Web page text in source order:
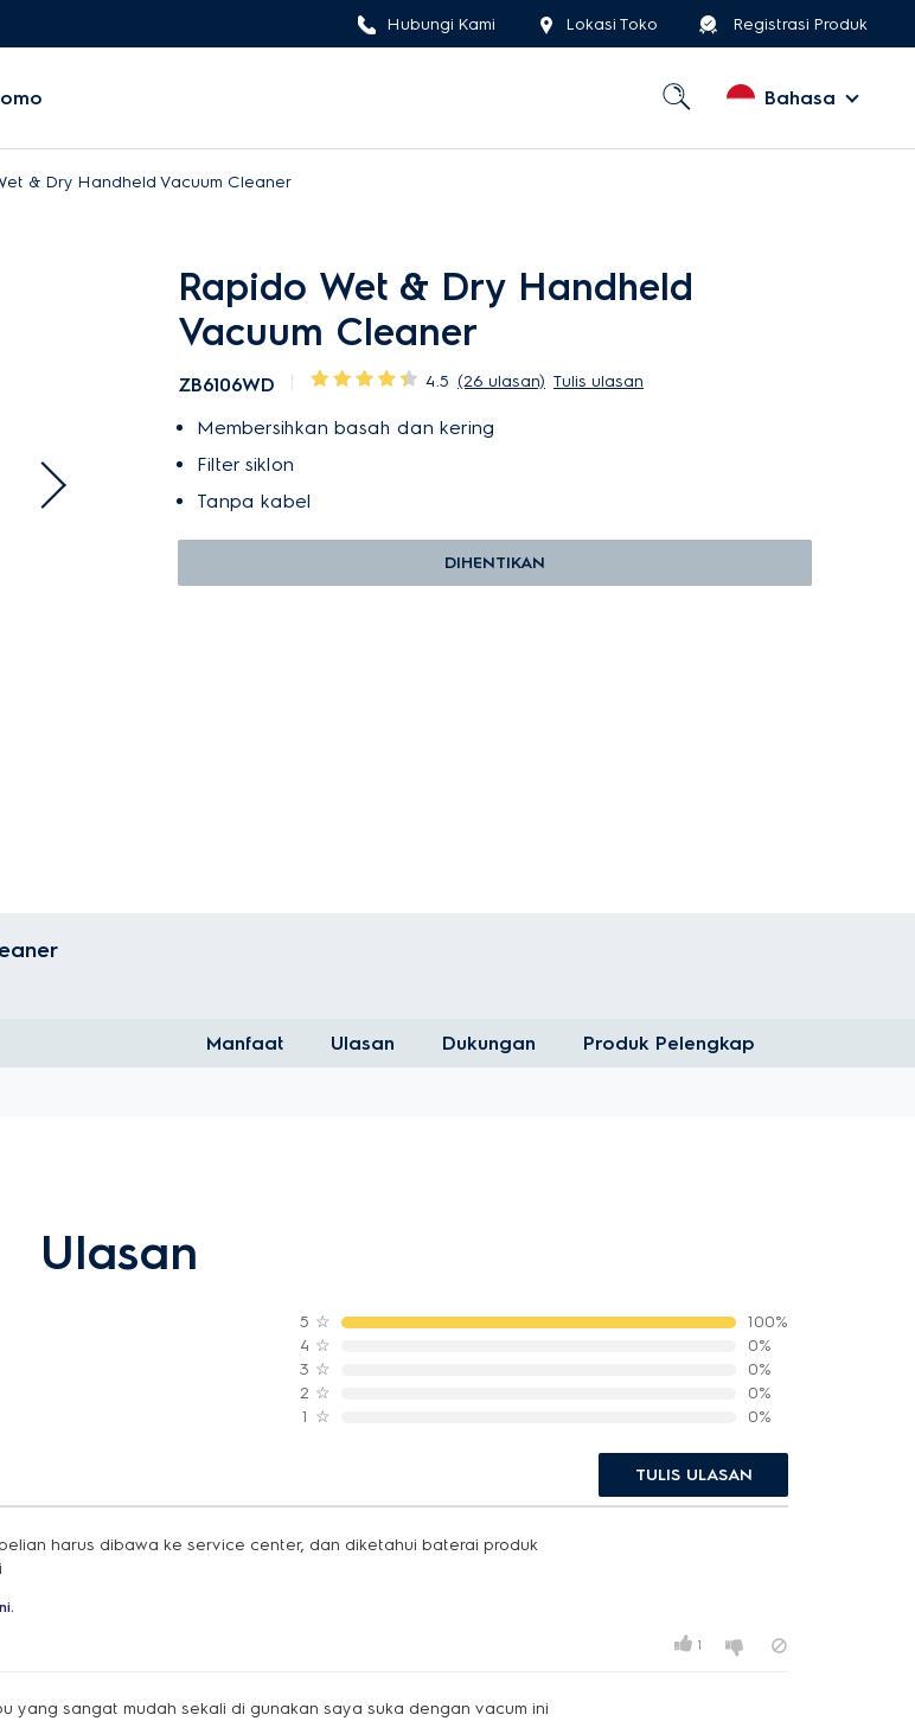
Hubungi Kami Lokasi Toko Registrasi Produk
Bahasa
& Dry Handheld Vacuum Cleaner
Rapido Wet & Dry Handheld
Vacuum Cleaner
ZB6106WD 4.5 (26 ulasan) Tulis ulasan
Membersihkan basah dan kering
Filter siklon
Tanpa kabel
DIHENTIKAN
Manfaat Ulasan Dukungan Produk Pelengkap
Ulasan
5 ☆
100%
4 ☆
0%
3 ☆
0%
2 ☆
0%
1 ☆ 0%
TULIS ULASAN
harus dibawa ke service center, dan diketahui baterai produk
1
yang sangat mudah sekali di gunakan saya suka dengan vacum ini